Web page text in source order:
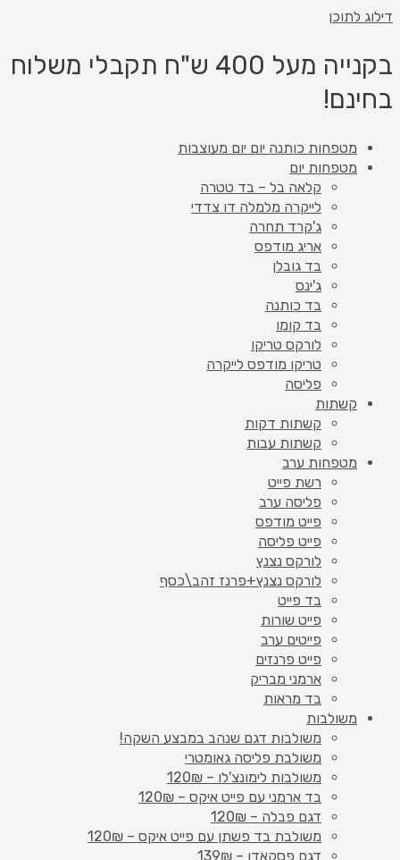
דילוג לתוכן
בקנייה מעל 400 ש"ח תקבלי משלוח
בחינם!
מטפחות כותנה יום יום מעוצבות
מטפחות יום
קלאה בל – בד טטרה
לייקרה מלמלה דו צדדי
ג'קרד תחרה
אריג מודפס
בד גובלן
ג'ינס
בד כותנה
בד קומו
לורקס טריקו
טריקו מודפס לייקרה
פליסה
קשתות
קשתות דקות
קשתות עבות
מטפחות ערב
רשת פייט
פליסה ערב
פייט מודפס
פייט פליסה
לורקס נצנץ
לורקס נצנץ+פרנז זהב\כסף
בד פייט
פייט שורות
פייטים ערב
פייט פרנזים
ארמני מבריק
בד מראות
משולבות
משולבות דגם שנהב במבצע השקה!
משולבת פליסה גאומטרי
משולבות לימונצ'לו – 120₪
בד ארמני עם פייט איקס – 120₪
דגם פבלה – 120₪
משולבת בד פשתן עם פייט איקס – 120₪
דגם פסקאדו – 139₪